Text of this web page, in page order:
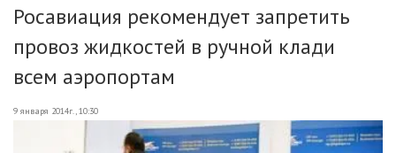
Росавиация рекомендует запретить
провоз жидкостей в ручной клади
всем аэропортам
9 января 2014г., 10:30